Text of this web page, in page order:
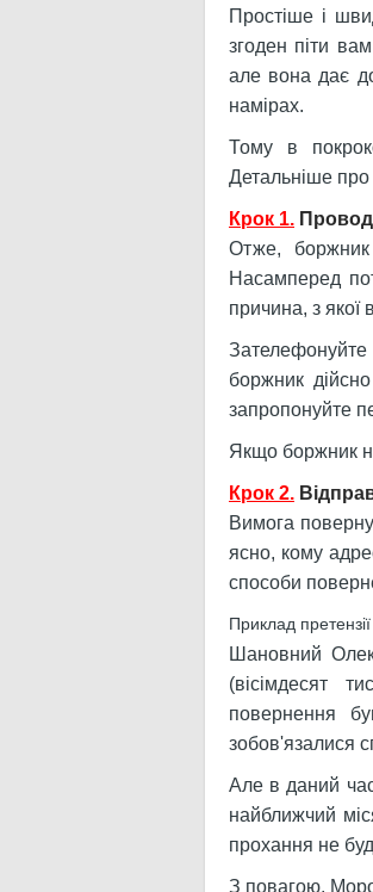
Простіше і
згоден піти
але вона дає
намірах.
Тому в
Детальніше про
Крок 1.
Отже, боржник
Насамперед
причина, з якої
Зателефонуйте
боржник
запропонуйте
Якщо боржник
Крок 2.
Вимога
ясно, кому
способи
Приклад претензії
Шановний
(вісімдесят
повернення
зобов'язалися
Але в даний
найближчий
прохання не
З повагою,